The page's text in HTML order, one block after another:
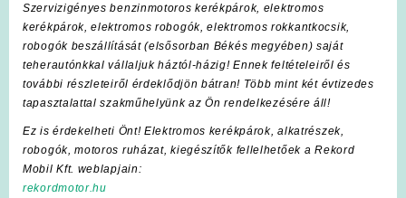
Szervizigényes benzinmotoros kerékpárok, elektromos
kerékpárok, elektromos robogók, elektromos rokkantkocsik,
robogók beszállítását (elsősorban Békés megyében) saját
teherautónkkal vállaljuk háztól-házig! Ennek feltételeiről és
további részleteiről érdeklődjön bátran! Több mint két évtizedes
tapasztalattal szakműhelyünk az Ön rendelkezésére áll!
Ez is érdekelheti Önt! Elektromos kerékpárok, alkatrészek,
robogók, motoros ruházat, kiegészítők fellelhetőek a Rekord
Mobil Kft. weblapjain:
rekordmotor.hu